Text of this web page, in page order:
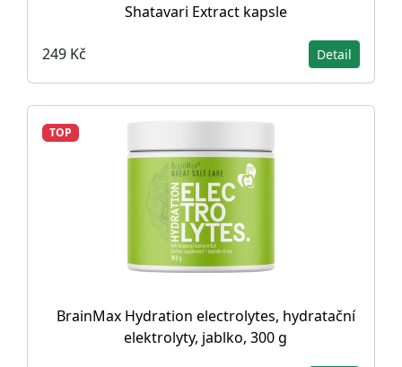
Shatavari Extract kapsle
249 Kč Detail
TOP
BrainMax Hydration electrolytes, hydratační
elektrolyty, jablko, 300 g